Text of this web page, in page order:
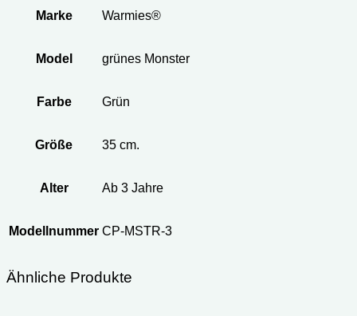
Marke Warmies®
Model grünes Monster
Farbe Grün
Größe 35 cm.
Alter Ab 3 Jahre
Modellnummer CP-MSTR-3
Ähnliche Produkte